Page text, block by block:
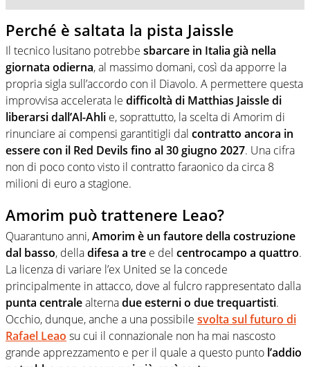
Perché è saltata la pista Jaissle
Il tecnico lusitano potrebbe sbarcare in Italia già nella
giornata odierna, al massimo domani, così da apporre la
propria sigla sull’accordo con il Diavolo. A permettere questa
improvvisa accelerata le difficoltà di Matthias Jaissle di
liberarsi dall’Al-Ahli e, soprattutto, la scelta di Amorim di
rinunciare ai compensi garantitigli dal contratto ancora in
essere con il Red Devils fino al 30 giugno 2027. Una cifra
non di poco conto visto il contratto faraonico da circa 8
milioni di euro a stagione.
Amorim può trattenere Leao?
Quarantuno anni,Amorim è un fautore della costruzione
dal basso, delladifesa a tre e del centrocampo a quattro.
La licenza di variare l’ex United se la concede
principalmente in attacco, dove al fulcro rappresentato dalla
punta centralealternadue esterni o due trequartisti.
Occhio, dunque, anche a una possibile svolta sul futuro di
Rafael Leao su cui il connazionale non ha mai nascosto
grande apprezzamento e per il quale a questo punto l’addio